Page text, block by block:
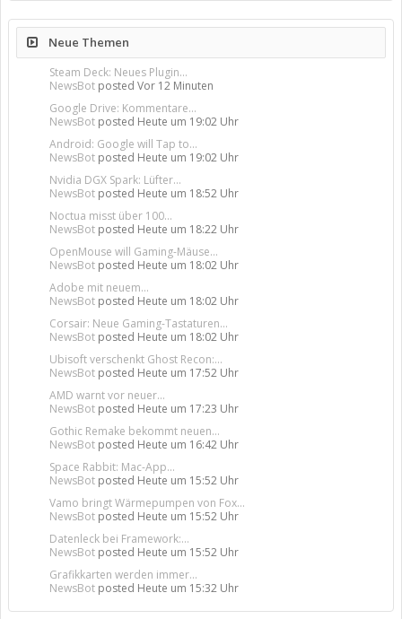
Neue Themen
Steam Deck: Neues Plugin...
NewsBot posted Vor 12 Minuten
Google Drive: Kommentare...
NewsBot posted Heute um 19:02 Uhr
Android: Google will Tap to...
NewsBot posted Heute um 19:02 Uhr
Nvidia DGX Spark: Lüfter...
NewsBot posted Heute um 18:52 Uhr
Noctua misst über 100...
NewsBot posted Heute um 18:22 Uhr
OpenMouse will Gaming-Mäuse...
NewsBot posted Heute um 18:02 Uhr
Adobe mit neuem...
NewsBot posted Heute um 18:02 Uhr
Corsair: Neue Gaming-Tastaturen...
NewsBot posted Heute um 18:02 Uhr
Ubisoft verschenkt Ghost Recon:...
NewsBot posted Heute um 17:52 Uhr
AMD warnt vor neuer...
NewsBot posted Heute um 17:23 Uhr
Gothic Remake bekommt neuen...
NewsBot posted Heute um 16:42 Uhr
Space Rabbit: Mac-App...
NewsBot posted Heute um 15:52 Uhr
Vamo bringt Wärmepumpen von Fox...
NewsBot posted Heute um 15:52 Uhr
Datenleck bei Framework:...
NewsBot posted Heute um 15:52 Uhr
Grafikkarten werden immer...
NewsBot posted Heute um 15:32 Uhr